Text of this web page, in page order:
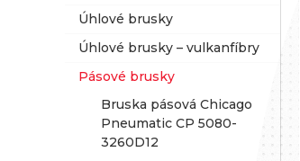
Úhlové brusky
Úhlové brusky – vulkanfíbry
Pásové brusky
Bruska pásová Chicago
Pneumatic CP 5080-
3260D12